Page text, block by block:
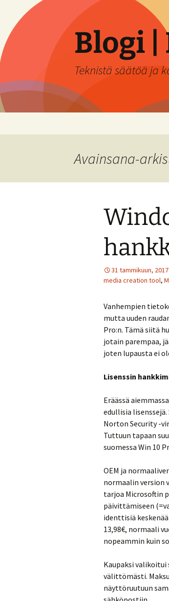
sisältöön
Blogi
Teknistä säätöä ja
Avainsana-
31 tammikuun, 2017
media creation tool,
Vanhempien
mutta uuden
Pro:n. Tämä siitä
jotain parempaa,
joten lupausta ei
Lisenssin
Eräässä aiemmassa
edullisia
Norton Security -
Tuttuun tapaan
suomessa Win 10
OEM ja
normaalin version
tarjoa Microsoftin
päivittämiseen
identtisiä
13,98€, normaali
nopeammin kuin
Kaupaksi valikoitui
välittömästi.
näyttöruutuun